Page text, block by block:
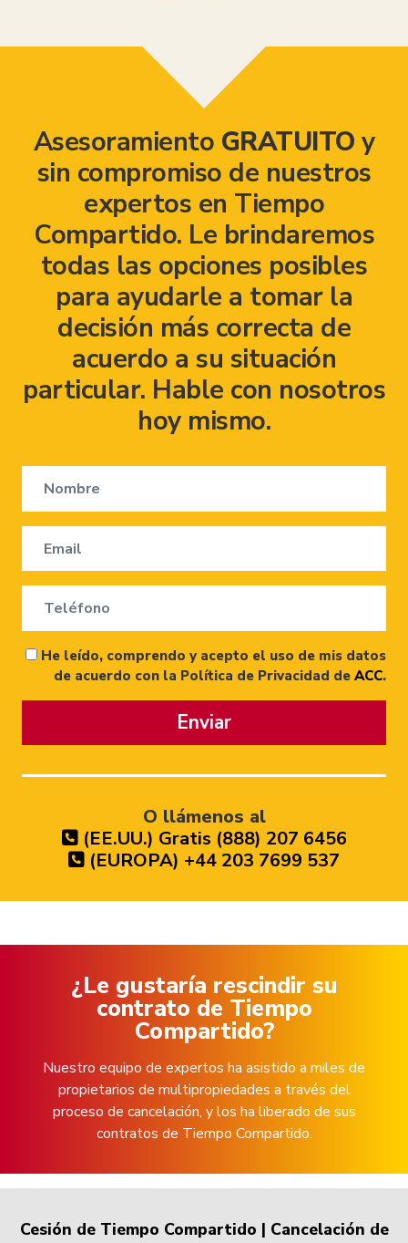
Asesoramiento GRATUITO y
sin compromiso de nuestros
expertos en Tiempo
Compartido. Le brindaremos
todas las opciones posibles
para ayudarle a tomar la
decisión más correcta de
acuerdo a su situación
particular. Hable con nosotros
hoy mismo.
He leído, comprendo y acepto el uso de mis datos
de acuerdo con la Política de Privacidad de ACC.
Enviar
O llámenos al
(EE.UU.) Gratis (888) 207 6456
(EUROPA) +44 203 7699 537
¿Le gustaría rescindir su
contrato de Tiempo
Compartido?
Nuestro equipo de expertos ha asistido a miles de
propietarios de multipropiedades a través del
proceso de cancelación, y los ha liberado de sus
contratos de Tiempo Compartido.
Cesión de Tiempo Compartido | Cancelación de